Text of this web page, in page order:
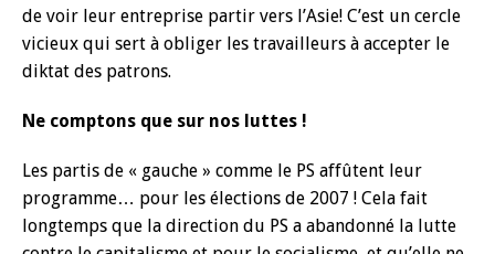
de voir leur entreprise partir vers l’Asie! C’est un cercle
vicieux qui sert à obliger les travailleurs à accepter le
diktat des patrons.
Ne comptons que sur nos luttes !
Les partis de « gauche » comme le PS affûtent leur
programme… pour les élections de 2007 ! Cela fait
longtemps que la direction du PS a abandonné la lutte